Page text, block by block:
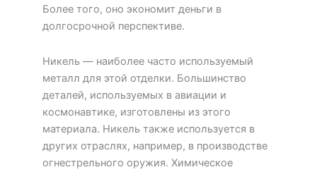
Более того, оно экономит деньги в
долгосрочной перспективе.
Никель — наиболее часто используемый
металл для этой отделки. Большинство
деталей, используемых в авиации и
космонавтике, изготовлены из этого
материала. Никель также используется в
других отраслях, например, в производстве
огнестрельного оружия. Химическое